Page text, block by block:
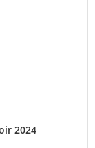
2024